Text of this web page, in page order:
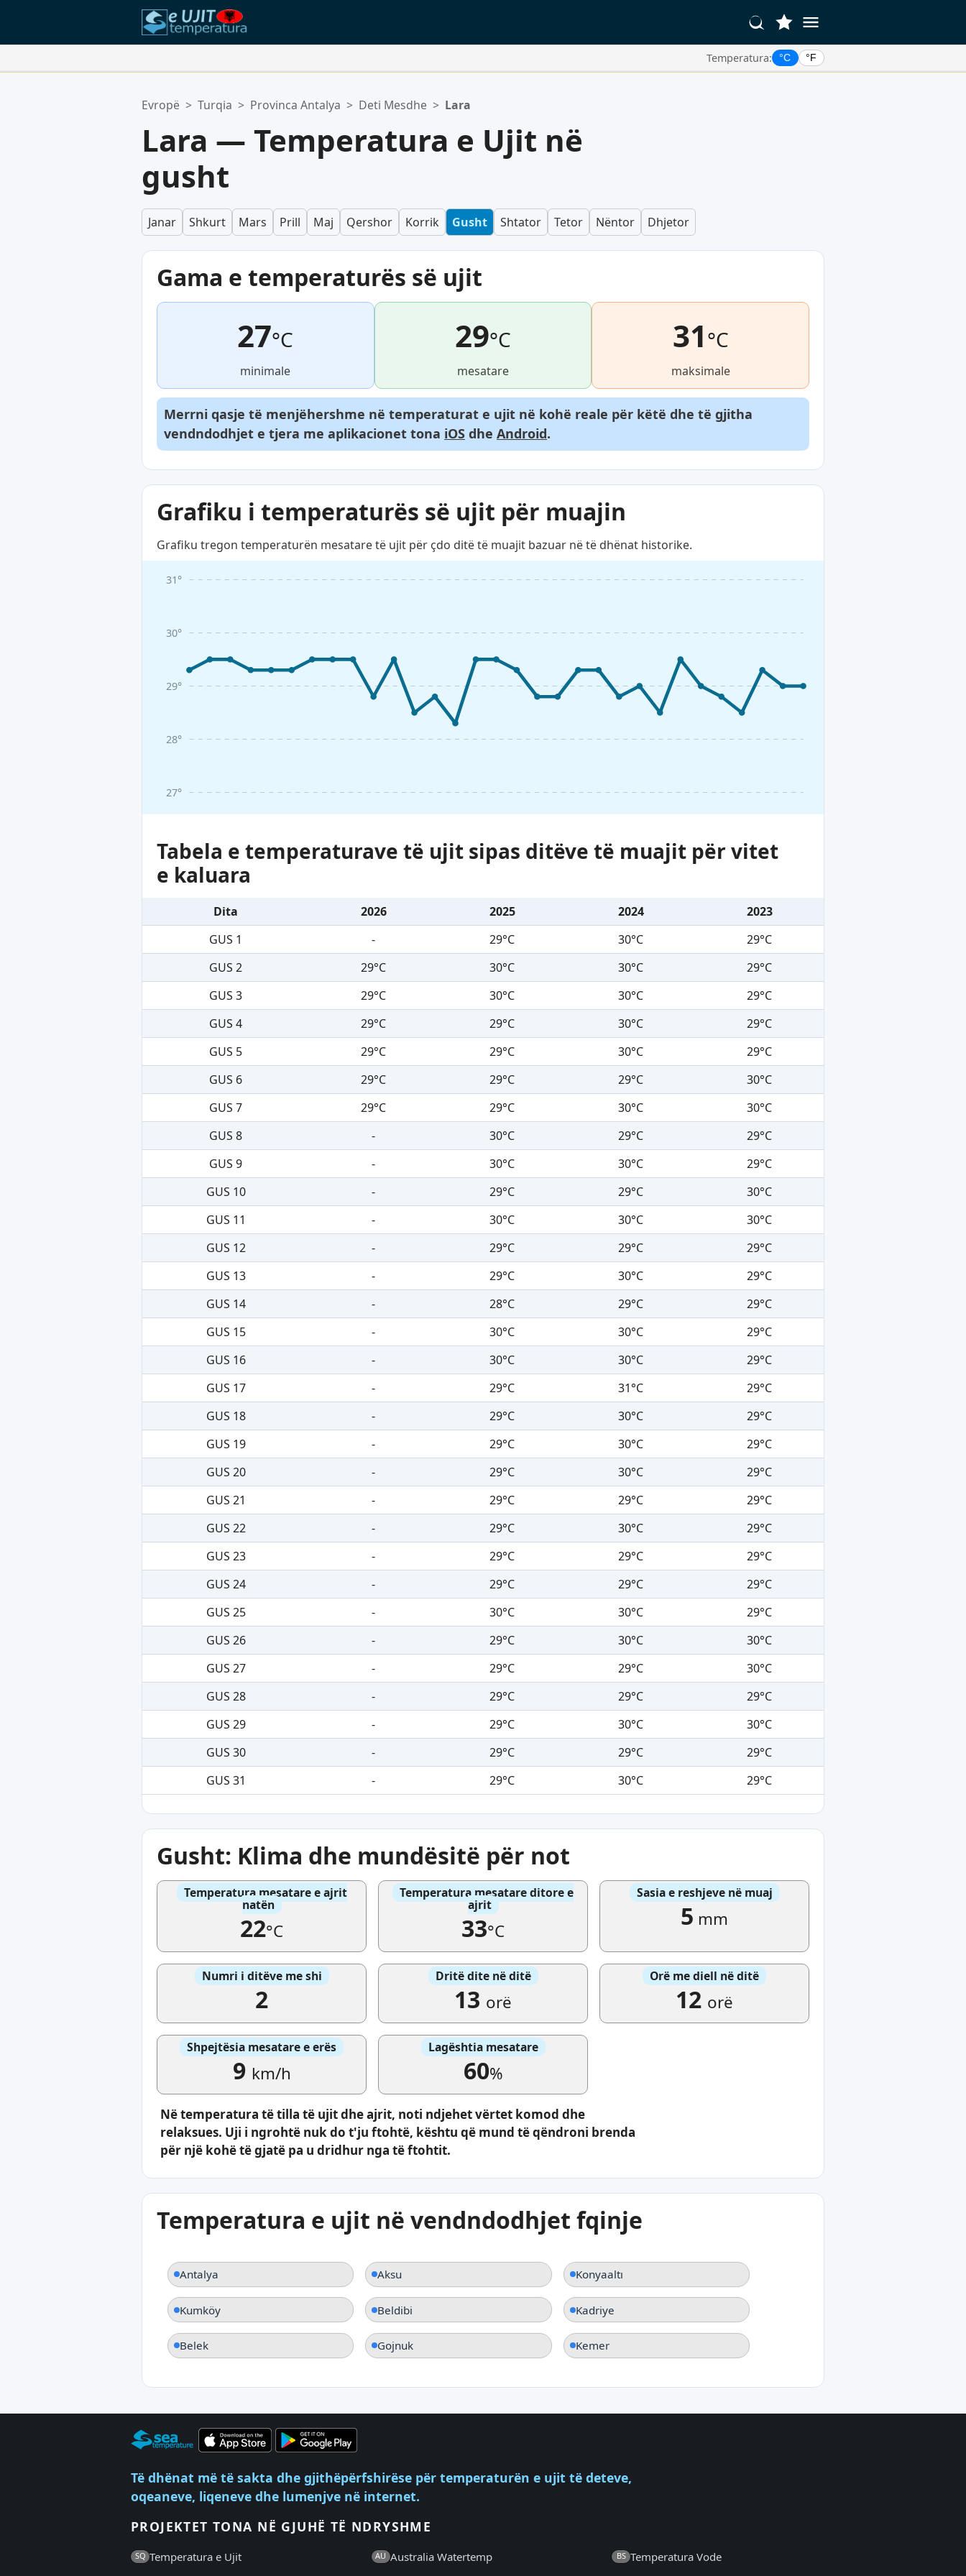
Temperatura: °C °F
Lista juaj e preferuar është bosh.
Evropë > Turqia > Provinca Antalya > Deti Mesdhe > Lara
Lara — Temperatura e Ujit në
gusht
Janar Shkurt Mars Prill Maj Qershor Korrik Gusht Shtator Tetor Nëntor Dhjetor
Gama e temperaturës së ujit
27°C
minimale
29°C
mesatare
31°C
maksimale
Merrni qasje të menjëhershme në temperaturat e ujit në kohë reale për këtë dhe të gjitha
vendndodhjet e tjera me aplikacionet tona iOS dhe Android.
Grafiku i temperaturës së ujit për muajin
Grafiku tregon temperaturën mesatare të ujit për çdo ditë të muajit bazuar në të dhënat historike.
27°
28°
29°
30°
31°
Tabela e temperaturave të ujit sipas ditëve të muajit për vitet
e kaluara
Dita 2026 2025 2024
2023
GUS 1
- 29°C 30°C
29°C
GUS 2
29°C 30°C 30°C
29°C
GUS 3
29°C 30°C 30°C
29°C
GUS 4
29°C 29°C 30°C
29°C
GUS 5
29°C 29°C 30°C
29°C
GUS 6
29°C 29°C 29°C
30°C
GUS 7
29°C 29°C 30°C
30°C
GUS 8
- 30°C 29°C
29°C
GUS 9
- 30°C 30°C
29°C
GUS 10
- 29°C 29°C
30°C
GUS 11
- 30°C 30°C
30°C
GUS 12
- 29°C 29°C
29°C
GUS 13
- 29°C 30°C
29°C
GUS 14
- 28°C 29°C
29°C
GUS 15
- 30°C 30°C
29°C
GUS 16
- 30°C 30°C
29°C
GUS 17
- 29°C 31°C
29°C
GUS 18
- 29°C 30°C
29°C
GUS 19
- 29°C 30°C
29°C
GUS 20
- 29°C 30°C
29°C
GUS 21
- 29°C 29°C
29°C
GUS 22
- 29°C 30°C
29°C
GUS 23
- 29°C 29°C
29°C
GUS 24
- 29°C 29°C
29°C
GUS 25
- 30°C 30°C
29°C
GUS 26
- 29°C 30°C
30°C
GUS 27
- 29°C 29°C
30°C
GUS 28
- 29°C 29°C
29°C
GUS 29
- 29°C 30°C
30°C
GUS 30
- 29°C 29°C
29°C
GUS 31
- 29°C 30°C 29°C
Gusht: Klima dhe mundësitë për not
Temperatura mesatare e ajrit
natën
22°C
Temperatura mesatare ditore e
ajrit
33°C
Sasia e reshjeve në muaj
5 mm
Numri i ditëve me shi
2
Dritë dite në ditë
13 orë
Orë me diell në ditë
12 orë
Shpejtësia mesatare e erës
9 km/h
Lagështia mesatare
60%
Në temperatura të tilla të ujit dhe ajrit, noti ndjehet vërtet komod dhe
relaksues. Uji i ngrohtë nuk do t'ju ftohtë, kështu që mund të qëndroni brenda
për një kohë të gjatë pa u dridhur nga të ftohtit.
Temperatura e ujit në vendndodhjet fqinje
Antalya Aksu Konyaaltı
Kumköy Beldibi Kadriye
Belek Gojnuk Kemer
Të dhënat më të sakta dhe gjithëpërfshirëse për temperaturën e ujit të deteve,
oqeaneve, liqeneve dhe lumenjve në internet.
PROJEKTET TONA NË GJUHË TË NDRYSHME
SQ Temperatura e Ujit AU Australia Watertemp BS Temperatura Vode